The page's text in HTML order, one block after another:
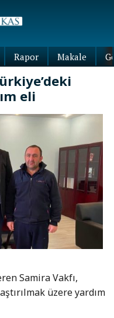
Rapor Makale
eli
Samira Vakfı,
üzere yardım